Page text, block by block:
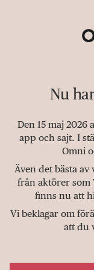
Nu
Den 15 maj 2026
app och sajt. I
Omni
Även det bästa
från aktörer som
finns nu att
Vi beklagar om
att du